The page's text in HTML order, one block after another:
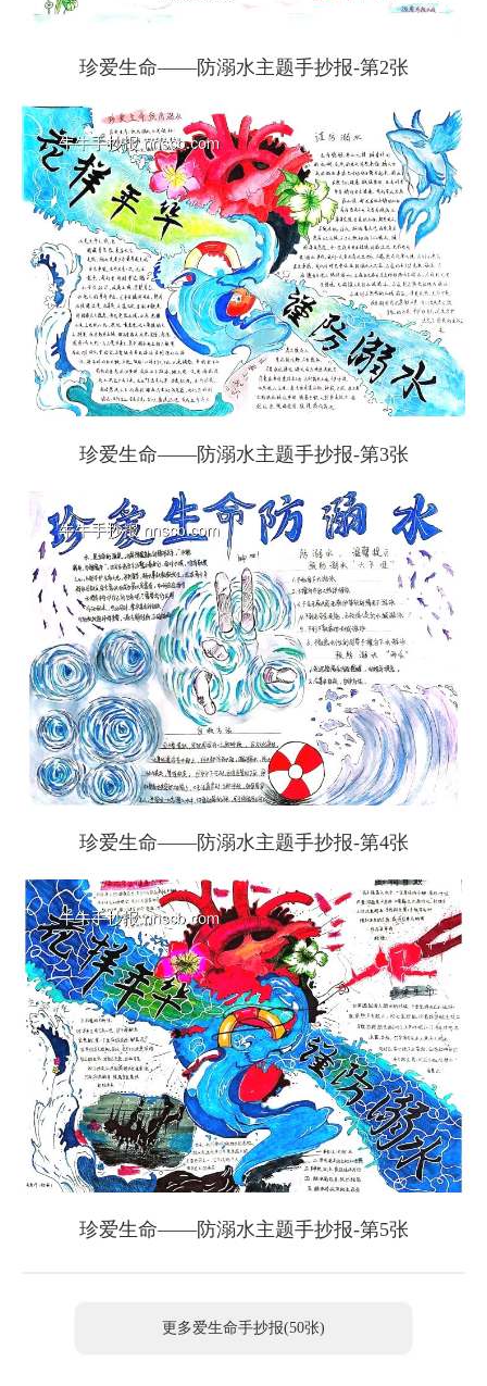
珍爱生命——防溺水主题手抄报-第2张
珍爱生命——防溺水主题手抄报-第3张
珍爱生命——防溺水主题手抄报-第4张
珍爱生命——防溺水主题手抄报-第5张
更多爱生命手抄报(50张)